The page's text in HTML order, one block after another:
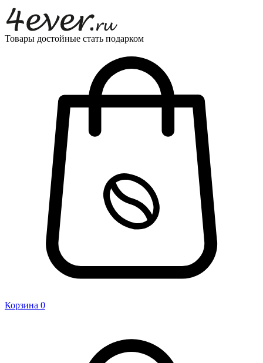
Товары достойные стать подарком
Корзина 0